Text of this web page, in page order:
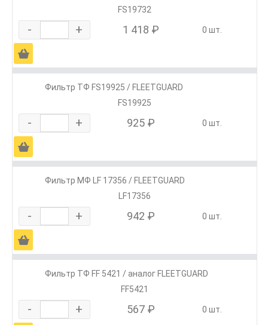
FS19732
- + 1 418 ₽ 0 шт.
Ä
Фильтр ТФ FS19925 / FLEETGUARD
FS19925
- + 925 ₽ 0 шт.
Ä
Фильтр МФ LF 17356 / FLEETGUARD
LF17356
- + 942 ₽ 0 шт.
Ä
Фильтр ТФ FF 5421 / аналог FLEETGUARD
FF5421
- + 567 ₽ 0 шт.